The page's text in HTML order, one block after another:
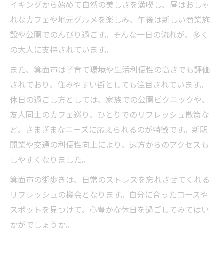
イキングから始めて自然の美しさを満喫し、昼はおしゃ
れなカフェや地元グルメを楽しみ、午後は新しい商業施
設や公園でのんびり過ごす。そんな一日の流れが、多く
の大人に支持されています。
また、箕面市は子育て環境や生活利便性の高さでも評価
されており、住みやすい街としても注目されています。
休日の過ごし方としては、家族での公園ピクニックや、
友人同士のカフェ巡り、ひとりでのリフレッシュ散策な
ど、さまざまなニーズに応えられるのが特徴です。新駅
開業や交通の利便性向上により、遠方からのアクセスも
しやすくなりました。
箕面市の街歩きは、日常のストレスを忘れさせてくれる
リフレッシュの機会となります。自分に合ったコースや
スポットを見つけて、心豊かな休日を過ごしてみてはい
かがでしょうか。